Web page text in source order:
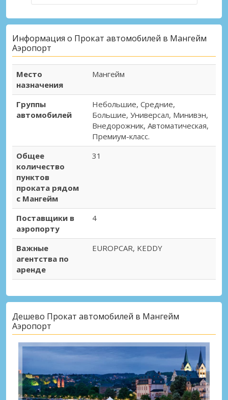
Информация о Прокат автомобилей в Мангейм
Аэропорт
Место
назначения
Мангейм
Группы
автомобилей
Небольшие, Средние,
Большие, Универсал, Минивэн,
Внедорожник, Автоматическая,
Премиум-класс.
Общее
количество
пунктов
проката рядом
с Мангейм
31
Поставщики в
аэропорту
4
Важные
агентства по
аренде
EUROPCAR, KEDDY
Дешево Прокат автомобилей в Мангейм
Аэропорт